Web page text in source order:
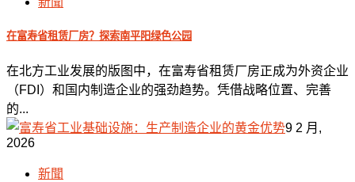
在富寿省租赁厂房？探索南平阳绿色公园
在北方工业发展的版图中，在富寿省租赁厂房正成为外资企业
（FDI）和国内制造企业的强劲趋势。凭借战略位置、完善
的...
9 2 月,
2026
新聞